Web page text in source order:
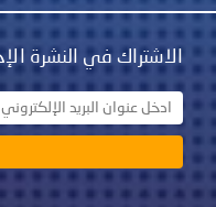
الإخبارية